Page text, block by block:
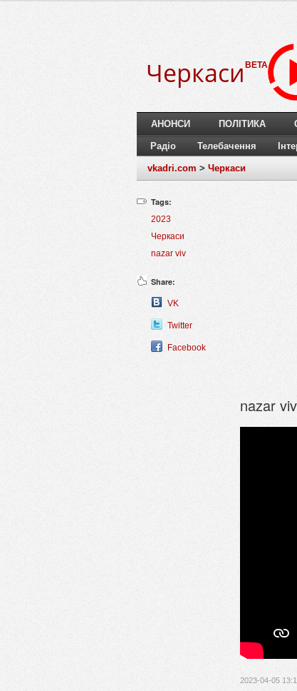
Черкаси BETA
АНОНСИ ПОЛІТИКА
Радіо Телебачення
vkadri.com > Черкаси
Tags:
2023
Черкаси
nazar viv
Share:
VK
Twitter
Facebook
nazar
2023-04-05